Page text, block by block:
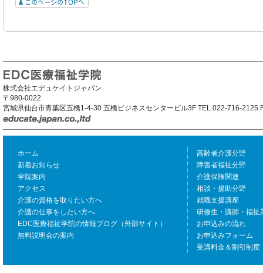
株式会社エデュケイトジャパン
〒980-0022
宮城県仙台市青葉区五橋1-4-30 五橋ビジネスセンタービル3F TEL.022-716-
ホーム
新着お知らせ
学院案内
アクセス
介護の資格を取りたい方へ
介護の仕事をしたい方へ
EDC医療福祉学院の情報ブログ（外部サイト）
無料説明会の案内
高齢者介護分野
障害者福祉分野
介護保険関連
相談・援助分野
就職支援講座
研修生・講師・福祉
お申込みの流れ
お申込みフォーム
受講料金＆割引制度